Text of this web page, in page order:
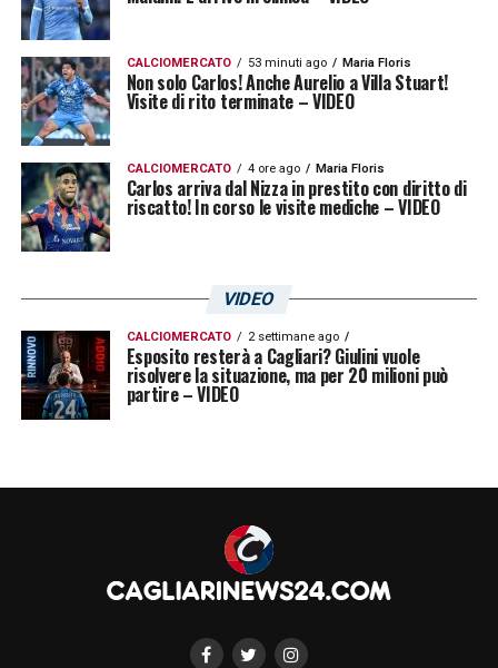
raccontare, ma un’opzione concreta per il
tecnico e per l’intero ambiente isolano. Il
giovane si è dimostrato pronto, maturo e
pienamente inserito nei meccanismi della
retroguardia. Se confermerà queste
prestazioni, potrà diventare un fattore
determinante nelle rotazioni difensive,
offrendo freschezza, fisicità e affidabilità.
consapevole che un profilo del genere può
rappresentare un patrimonio tecnico
importante per il presente e per il futuro della
alla madre di Hermoso non rientrano in
quelle punibili dal codice Figc: le ultime
LA PLAYLIST DELLE NOSTRE TOP NEWS
CALCIOMERCATO 53 minuti ago Maria Floris
Non solo Carlos! Anche Aurelio a Villa Stuart!
Visite di rito terminate – VIDEO
CALCIOMERCATO 4 ore ago Maria Floris
Carlos arriva dal Nizza in prestito con diritto di
riscatto! In corso le visite mediche – VIDEO
VIDEO
CALCIOMERCATO 2 settimane ago
Esposito resterà a Cagliari? Giulini vuole
risolvere la situazione, ma per 20 milioni può
partire – VIDEO